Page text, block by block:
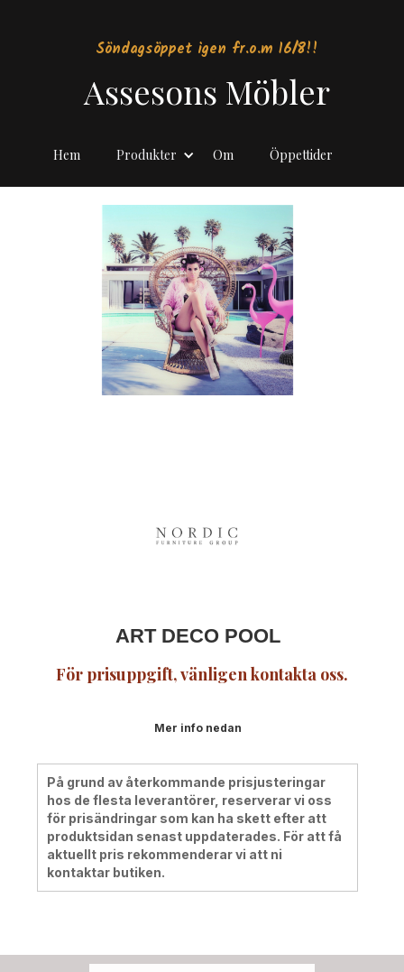
Söndagsöppet igen fr.o.m 16/8!!
Assesons Möbler
Hem Produkter Om Öppettider
ART DECO POOL
För prisuppgift, vänligen kontakta oss.
Mer info nedan
På grund av återkommande prisjusteringar
hos de flesta leverantörer, reserverar vi oss
för prisändringar som kan ha skett efter att
produktsidan senast uppdaterades. För att få
aktuellt pris rekommenderar vi att ni
kontaktar butiken.